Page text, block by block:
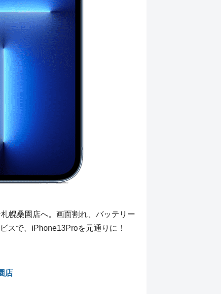
幌桑園店へ。画面割れ、バッテリー
スで、iPhone13Proを元通りに！
店